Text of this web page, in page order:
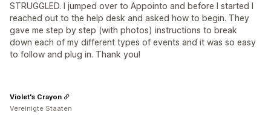
STRUGGLED. I jumped over to Appointo and before I started I
reached out to the help desk and asked how to begin. They
gave me step by step (with photos) instructions to break
down each of my different types of events and it was so easy
to follow and plug in. Thank you!
Violet's Crayon
Vereinigte Staaten